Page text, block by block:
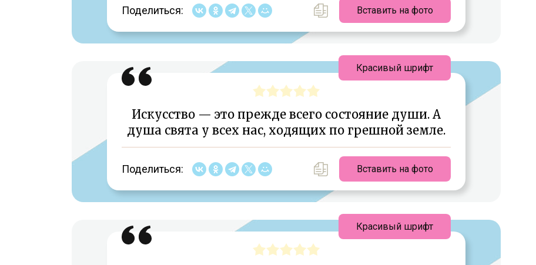
Поделиться: Вставить на фото
Искусство — это прежде всего состояние души. А
душа свята у всех нас, ходящих по грешной земле.
Поделиться: Вставить на фото
Красивый шрифт
Красивый шрифт